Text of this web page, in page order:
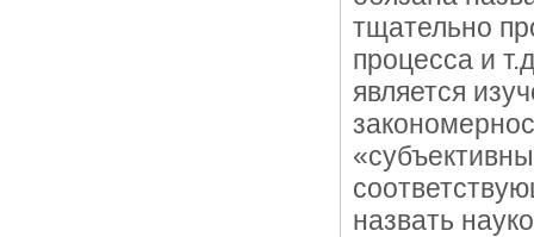
тщательно
процесса и
является
назвать